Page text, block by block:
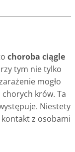
choroba ciągle
tym nie tylko
mogło
krów. Ta
Niestety
z osobami